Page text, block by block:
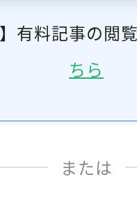
有料記事の閲
ちら
または